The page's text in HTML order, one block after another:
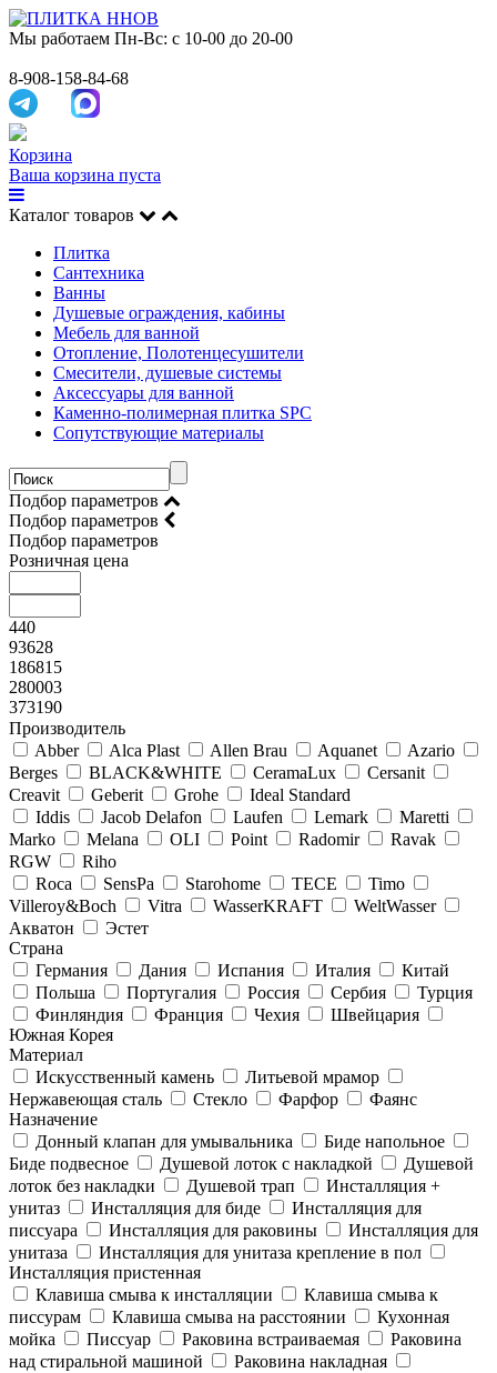
Мы работаем Пн-Вс: с 10-00 до 20-00
8-908-158-84-68
Корзина
Ваша корзина пуста
Каталог товаров
Плитка
Сантехника
Ванны
Душевые ограждения, кабины
Мебель для ванной
Отопление, Полотенцесушители
Смесители, душевые системы
Аксессуары для ванной
Каменно-полимерная плитка SPC
Сопутствующие материалы
Подбор параметров
Подбор параметров
Подбор параметров
Розничная цена
440
93628
186815
280003
373190
Производитель
Abber
Alca Plast Allen Brau Aquanet
Azario
Berges
BLACK&WHITE CeramaLux
Cersanit
Creavit
Geberit Grohe
Ideal Standard
Iddis
Jacob Delafon Laufen Lemark
Maretti
Marko
Melana OLI Point Radomir
Ravak
RGW
Riho
Roca
SensPa Starohome TECE
Timo
Villeroy&Boсh
Vitra WasserKRAFT
WeltWasser
Акватон
Эстет
Страна
Германия
Дания Испания Италия
Китай
Польша
Португалия Россия Сербия
Турция
Финляндия
Франция Чехия
Швейцария
Южная Корея
Материал
Искусственный камень
Литьевой мрамор
Нержавеющая сталь
Стекло Фарфор
Фаянс
Назначение
Донный клапан для умывальника
Биде напольное
Биде подвесное
Душевой лоток с накладкой
Душевой
лоток без накладки
Душевой трап
Инсталляция +
унитаз
Инсталляция для биде
Инсталляция для
писсуара
Инсталляция для раковины
Инсталляция для
унитаза
Инсталляция для унитаза крепление в пол
Инсталляция пристенная
Клавиша смыва к инсталляции
Клавиша смыва к
писсурам
Клавиша смыва на расстоянии
Кухонная
мойка
Писсуар Раковина встраиваемая
Раковина
над стиральной машиной
Раковина накладная